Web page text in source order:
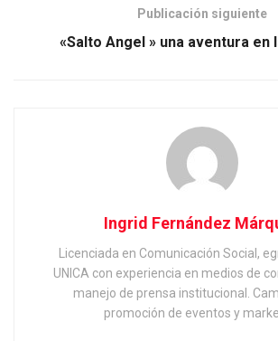
Publicación siguiente
«Salto Angel » una aventura en
Ingrid Fernández
Licenciada en Comunicación Social,
UNICA con experiencia en medios de
manejo de prensa institucional.
promoción de eventos y